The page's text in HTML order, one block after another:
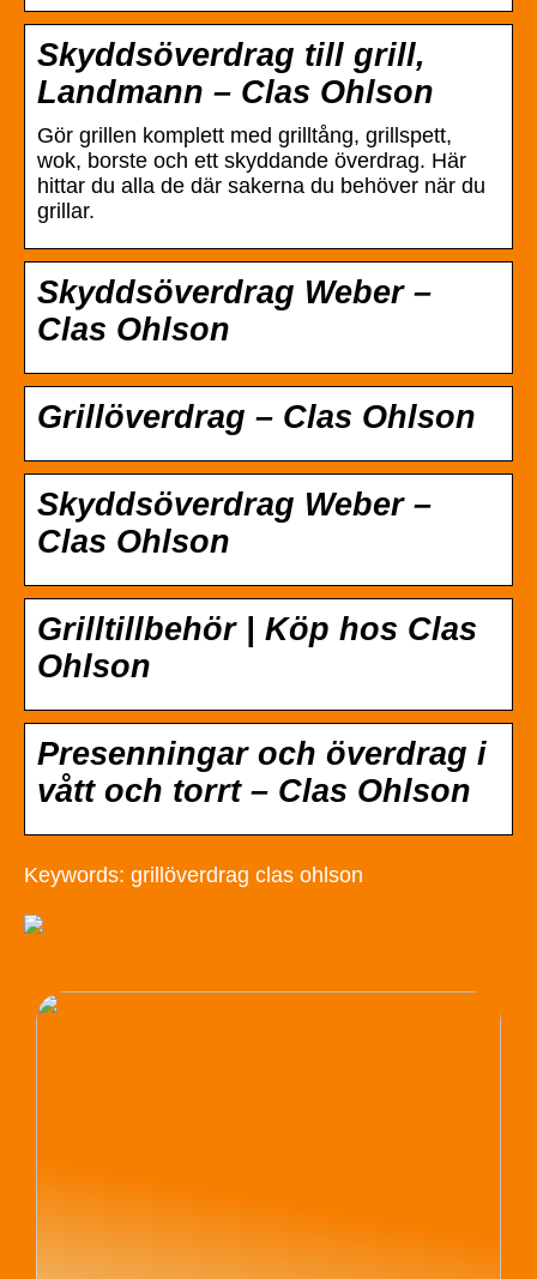
Skyddsöverdrag till grill,
Landmann – Clas Ohlson
Gör grillen komplett med grilltång, grillspett,
wok, borste och ett skyddande överdrag. Här
hittar du alla de där sakerna du behöver när du
grillar.
Skyddsöverdrag Weber –
Clas Ohlson
Grillöverdrag – Clas Ohlson
Skyddsöverdrag Weber –
Clas Ohlson
Grilltillbehör | Köp hos Clas
Ohlson
Presenningar och överdrag i
vått och torrt – Clas Ohlson
Keywords: grillöverdrag clas ohlson